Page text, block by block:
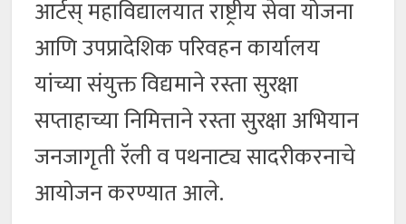
आर्टस् महाविद्यालयात राष्ट्रीय सेवा योजना
आणि उपप्रादेशिक परिवहन कार्यालय
यांच्या संयुक्त विद्यमाने रस्ता सुरक्षा
सप्ताहाच्या निमित्ताने रस्ता सुरक्षा अभियान
जनजागृती रॅली व पथनाट्य सादरीकरनाचे
आयोजन करण्यात आले.